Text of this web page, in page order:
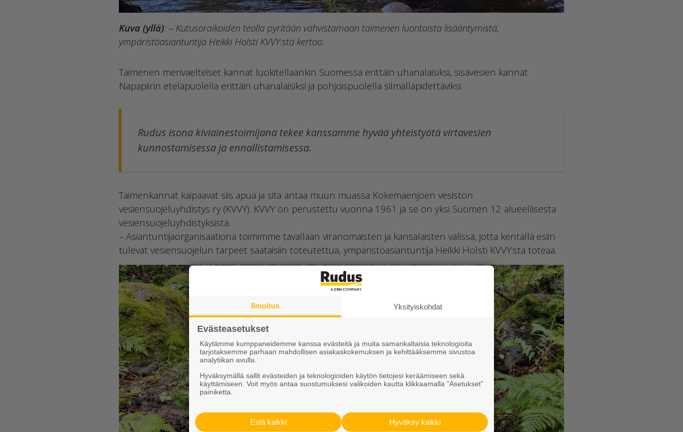
Kuva (yllä): – Kutusoraikoiden teolla pyritään vahvistamaan taimenen luontaista lisääntymistä,
ympäristöasiantuntija Heikki Holsti KVVY:stä kertoo.
Taimenen merivaelteiset kannat luokitellaankin Suomessa erittäin uhanalaisiksi, sisävesien kannat
Napapiirin eteläpuolella erittäin uhanalaisiksi ja pohjoispuolella silmälläpidettäviksi.
Rudus isona kiviainestoimijana tekee kanssamme hyvää yhteistyötä virtavesien
kunnostamisessa ja ennallistamisessa.
Taimenkannat kaipaavat siis apua ja sitä antaa muun muassa Kokemäenjoen vesistön
vesiensuojeluyhdistys ry (KVVY). KVVY on perustettu vuonna 1961 ja se on yksi Suomen 12 alueellisesta
vesiensuojeluyhdistyksistä.
– Asiantuntijaorganisaationa toimimme tavallaan viranomaisten ja kansalaisten välissä, jotta kentällä esiin
tulevat vesiensuojelun tarpeet saataisiin toteutettua, ympäristöasiantuntija Heikki Holsti KVVY:stä toteaa.
Ilmoitus Yksityiskohdat
Evästeasetukset
Käytämme kumppaneidemme kanssa evästeitä ja muita samankaltaisia teknologioita
tarjotaksemme parhaan mahdollisen asiakaskokemuksen ja kehittääksemme sivustoa
analytiikan avulla.
Hyväksymällä sallit evästeiden ja teknologioiden käytön tietojesi keräämiseen sekä
käyttämiseen. Voit myös antaa suostumuksesi valikoiden kautta klikkaamalla “Asetukset”
painiketta.
Hyväksy kaikki
Estä kaikki